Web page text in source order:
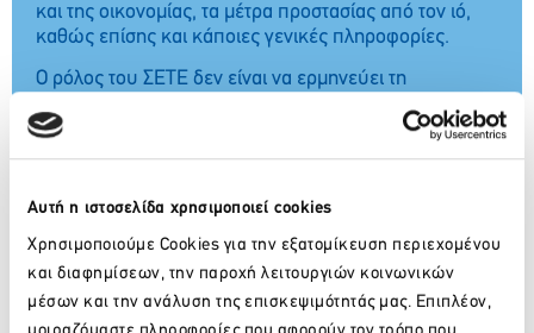
Αυτή η ιστοσελίδα χρησιμοποιεί cookies
Χρησιμοποιούμε Cookies για την εξατομίκευση περιεχομένου
και διαφημίσεων, την παροχή λειτουργιών κοινωνικών
μέσων και την ανάλυση της επισκεψιμότητάς μας. Επιπλέον,
και της οικονομίας, τα μέτρα προστασίας από τον ιό,
καθώς επίσης και κάποιες γενικές πληροφορίες.
Ο ρόλος του ΣΕΤΕ δεν είναι να ερμηνεύει τη
νομοθεσία και παραμένει συμβουλευτικός, παρόλα
αυτά συγκεντρώνουμε από όλες τις διαθέσιμες πηγές
τη σχετική πληροφορία, την επεξεργαζόμαστε και
λαμβάνουμε από τις επιχειρήσεις και το κοινό.
Θα επικαιροποιούμε* τακτικά το περιεχόμενο με
οτιδήποτε νεότερο, προκειμένου να διευκολύνουμε
επιχειρηματίες, εργαζομένους και ιδιώτες.